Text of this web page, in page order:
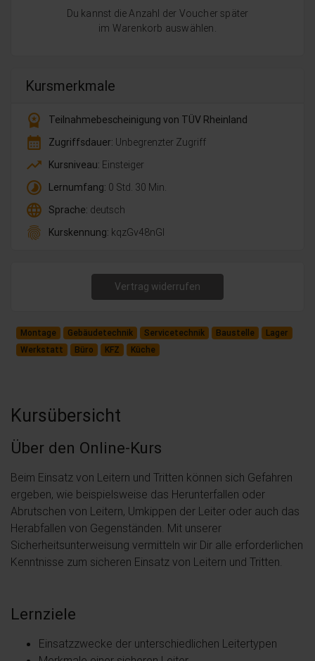
Du kannst die Anzahl der Voucher später
im Warenkorb auswählen.
Kursmerkmale
workspace_premium
Teilnahmebescheinigung von TÜV Rheinland
calendar_month Zugriffsdauer: Unbegrenzter Zugriff
trending_up Kursniveau: Einsteiger
timelapse Lernumfang: 0 Std. 30 Min.
language Sprache: deutsch
fingerprint Kurskennung: kqzGv48nGl
Vertrag widerrufen
Montage Gebäudetechnik Servicetechnik Baustelle
Lager
Werkstatt
Büro KFZ Küche
Kursübersicht
Über den Online-Kurs
Beim Einsatz von Leitern und Tritten können sich Gefahren
ergeben, wie beispielsweise das Herunterfallen oder
Abrutschen von Leitern, Umkippen der Leiter oder auch das
Herabfallen von Gegenständen. Mit unserer
Sicherheitsunterweisung vermitteln wir Dir alle erforderlichen
Kenntnisse zum sicheren Einsatz von Leitern und Tritten.
Lernziele
Einsatzzwecke der unterschiedlichen Leitertypen